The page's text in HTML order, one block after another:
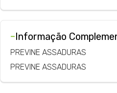
-Informação
PREVINE ASSADURAS
PREVINE ASSADURAS